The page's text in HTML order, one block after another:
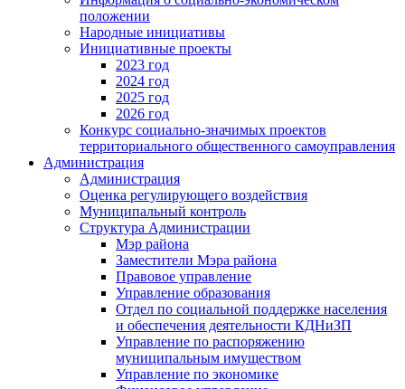
положении
Народные инициативы
Инициативные проекты
2023 год
2024 год
2025 год
2026 год
Конкурс социально-значимых проектов
территориального общественного самоуправления
Администрация
Администрация
Оценка регулирующего воздействия
Муниципальный контроль
Структура Администрации
Мэр района
Заместители Мэра района
Правовое управление
Управление образования
Отдел по социальной поддержке населения
и обеспечения деятельности КДНиЗП
Управление по распоряжению
муниципальным имуществом
Управление по экономике